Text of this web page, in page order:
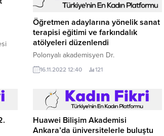
Öğretmen adaylarına yönelik sanat
terapisi eğitimi ve farkındalık
atölyeleri düzenlendi
Polonyalı akademisyen Dr.
16.11.2022 12:40 121
Huawei Bilişim Akademisi
Ankara’da üniversitelerle buluştu